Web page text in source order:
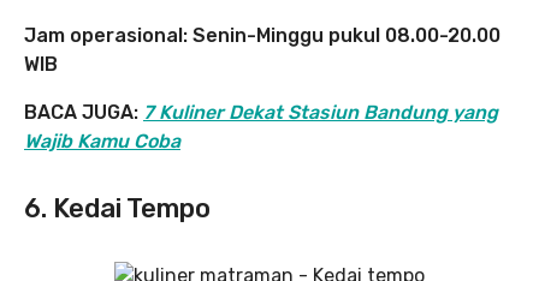
Jam operasional: Senin-Minggu pukul 08.00-20.00
WIB
BACA JUGA: 7 Kuliner Dekat Stasiun Bandung yang
Wajib Kamu Coba
6. Kedai Tempo